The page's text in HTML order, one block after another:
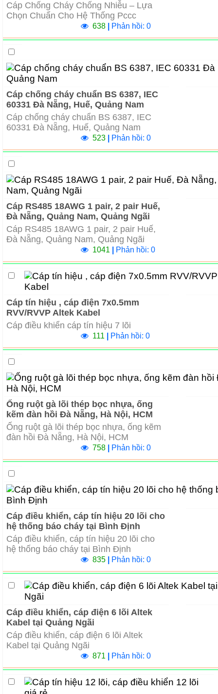
Cáp Chống Cháy Chống Nhiễu – Lựa
Chọn Chuẩn Cho Hệ Thống Pccc
638 Phản hồi: 0
Cáp chống cháy chuẩn BS 6387, IEC
60331 Đà Nẵng, Huế, Quảng Nam
Cáp chống cháy chuẩn BS 6387, IEC
60331 Đà Nẵng, Huế, Quảng Nam
523 Phản hồi: 0
Cáp RS485 18AWG 1 pair, 2 pair Huế,
Đà Nẵng, Quảng Nam, Quảng Ngãi
Cáp RS485 18AWG 1 pair, 2 pair Huế,
Đà Nẵng, Quảng Nam, Quảng Ngãi
1041 Phản hồi: 0
Cáp tín hiệu , cáp điện 7x0.5mm
RVV/RVVP Altek Kabel
Cáp điều khiển cáp tín hiệu 7 lõi
111 Phản hồi: 0
Ống ruột gà lõi thép bọc nhựa, ống
kẽm đàn hồi Đà Nẵng, Hà Nội, HCM
Ống ruột gà lõi thép bọc nhựa, ống kẽm
đàn hồi Đà Nẵng, Hà Nội, HCM
758 Phản hồi: 0
Cáp điều khiển, cáp tín hiệu 20 lõi cho
hệ thống báo cháy tại Bình Định
Cáp điều khiển, cáp tín hiệu 20 lõi cho
hệ thống báo cháy tại Bình Định
835 Phản hồi: 0
Cáp điều khiển, cáp điện 6 lõi Altek
Kabel tại Quảng Ngãi
Cáp điều khiển, cáp điện 6 lõi Altek
Kabel tại Quảng Ngãi
871 Phản hồi: 0